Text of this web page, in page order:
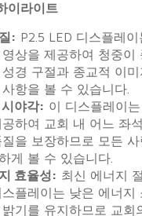
이라이트
: P2.5 LED 디스플레
영상을 제공하여 청중이
성경 구절과 종교적 이
항을 볼 수 있습니다.
시야각: 이 디스플레이
공하여 교회 내 어느 좌
질을 보장하므로 모든
게 볼 수 있습니다.
효율성: 최신 에너지
플레이는 낮은 에너지
밝기를 유지하므로 교회